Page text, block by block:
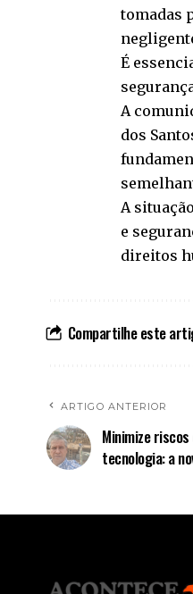
tomadas
É
A
dos
A
e
direitos
Compartilhe este
ARTIGO ANTERIOR
Minimize
tecnologia: a